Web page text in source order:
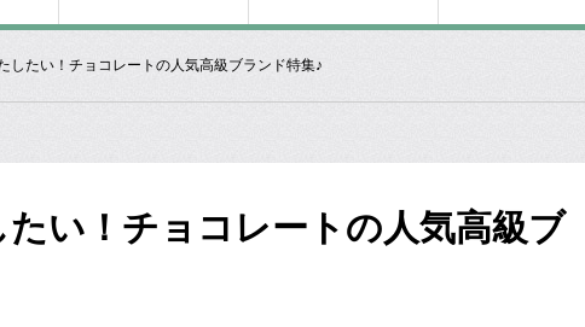
したい！チョコレートの人気高級ブランド特集♪
い！チョコレートの人気高級ブ